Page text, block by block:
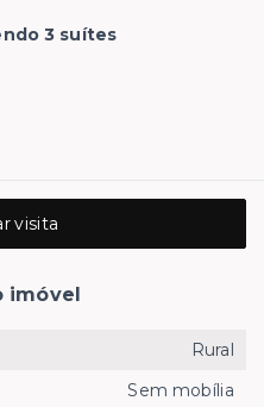
3 suítes
visita
imóvel
Rural
Sem mobília